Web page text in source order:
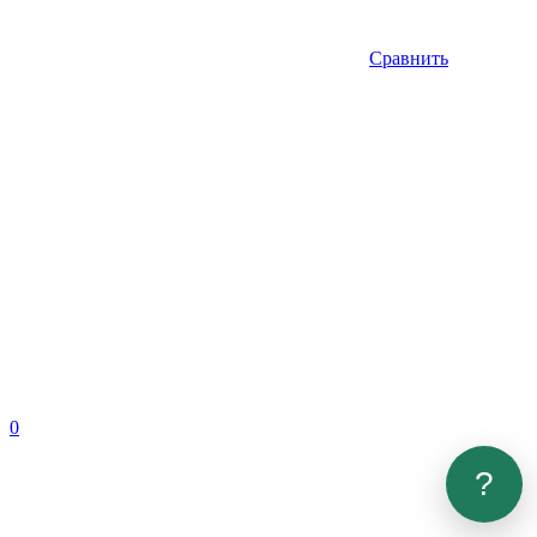
Сравнить
0
?